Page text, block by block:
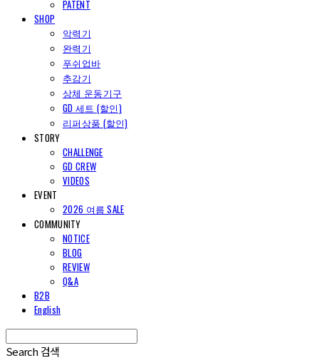
PATENT
SHOP
악력기
완력기
푸쉬업바
추감기
상체 운동기구
GD 세트 (할인)
리퍼상품 (할인)
STORY
CHALLENGE
GD CREW
VIDEOS
EVENT
2026 여름 SALE
COMMUNITY
NOTICE
BLOG
REVIEW
Q&A
B2B
English
Search 검색